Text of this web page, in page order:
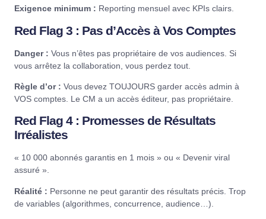
Exigence minimum : Reporting mensuel avec KPIs clairs.
Red Flag 3 : Pas d’Accès à Vos Comptes
Danger : Vous n’êtes pas propriétaire de vos audiences. Si
vous arrêtez la collaboration, vous perdez tout.
Règle d’or : Vous devez TOUJOURS garder accès admin à
VOS comptes. Le CM a un accès éditeur, pas propriétaire.
Red Flag 4 : Promesses de Résultats
Irréalistes
« 10 000 abonnés garantis en 1 mois » ou « Devenir viral
assuré ».
Réalité : Personne ne peut garantir des résultats précis. Trop
de variables (algorithmes, concurrence, audience…).